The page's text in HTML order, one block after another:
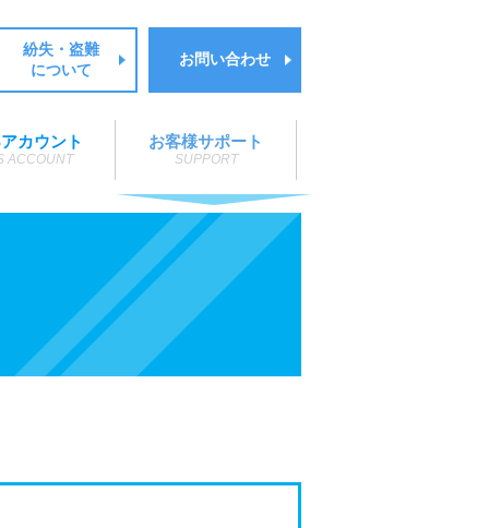
紛失・盗難
について
お問い合わせ
カウント
ACCOUNT
お客様サポート
SUPPORT